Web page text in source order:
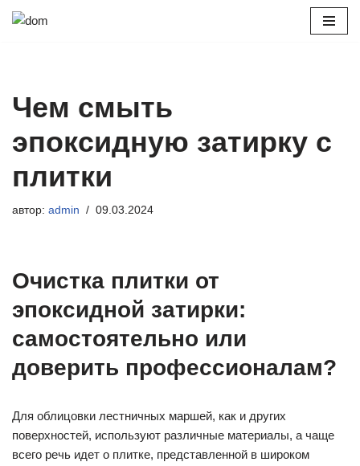
Чем смыть
эпоксидную затирку с
плитки
автор: admin 09.03.2024
Очистка плитки от
эпоксидной затирки:
самостоятельно или
доверить профессионалам?
Для облицовки лестничных маршей, как и других
поверхностей, используют различные материалы, а чаще
всего речь идет о плитке, представленной в широком